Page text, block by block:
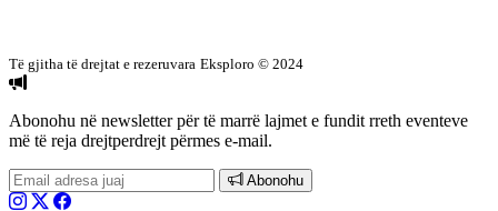
Të gjitha të drejtat e rezeruvara Eksploro © 2024
Abonohu në newsletterpër të marrë lajmet e fundit rreth eventeve
më të reja drejtperdrejt përmes e-mail.
Abonohu